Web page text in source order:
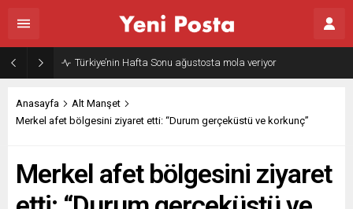
Türkiye’nin Hafta Sonu ağustosta mola veriyor
Anasayfa
Alt Manşet
Merkel afet bölgesini ziyaret etti: “Durum gerçeküstü ve korkunç”
Merkel afet bölgesini ziyaret